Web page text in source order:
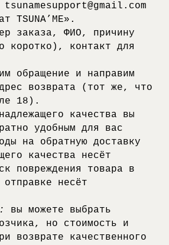
TSUNA’ME».
заказа, ФИО, причину
коротко), контакт для
обращение и направим
возврата (тот же, что
18).
качества вы
удобным для вас
на обратную доставку
качества несёт
повреждения товара в
несёт
вы можете выбрать
но стоимость и
возврате качественного